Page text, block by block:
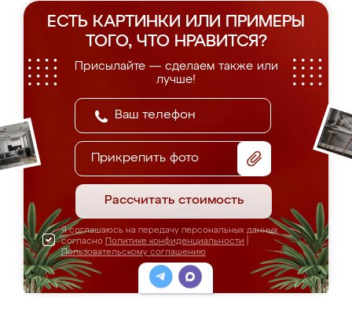
ЕСТЬ КАРТИНКИ ИЛИ ПРИМЕРЫ
ТОГО, ЧТО НРАВИТСЯ?
Присылайте — сделаем также или
лучше!
Прикрепить фото
Рассчитать стоимость
Я соглашаюсь на передачу персональных данных
согласно Политике конфиденциальности
Пользовательскому соглашению